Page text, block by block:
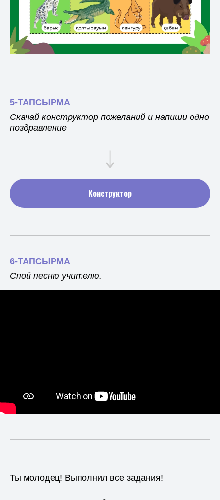
5-ТАПСЫРМА
Скачай конструктор пожеланий и напиши одно
поздравление
Конструктор
6-ТАПСЫРМА
Спой песню учителю.
Ты молодец! Выполнил все задания!